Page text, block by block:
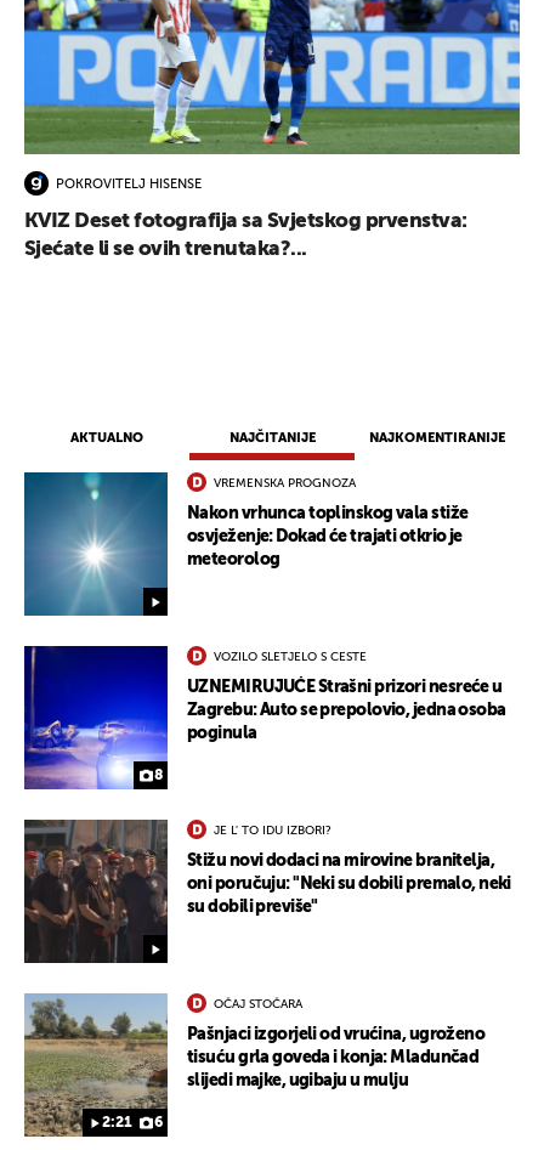
AKTUALNO NAJČITANIJE NAJKOMENTIRANIJE
VREMENSKA PROGNOZA
Nakon vrhunca toplinskog vala stiže
osvježenje: Dokad će trajati otkrio je
meteorolog
8
VOZILO SLETJELO S CESTE
UZNEMIRUJUĆE Strašni prizori nesreće u
Zagrebu: Auto se prepolovio, jedna osoba
poginula
JE L' TO IDU IZBORI?
Stižu novi dodaci na mirovine branitelja,
oni poručuju: "Neki su dobili premalo, neki
su dobili previše"
2:21 6
OČAJ STOČARA
Pašnjaci izgorjeli od vrućina, ugroženo
tisuću grla goveda i konja: Mladunčad
slijedi majke, ugibaju u mulju
POKROVITELJ HISENSE
KVIZ Deset fotografija sa Svjetskog prvenstva:
Sjećate li se ovih trenutaka?...